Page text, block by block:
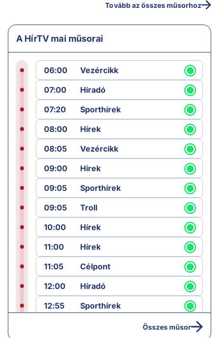
Tovább az összes műsorhoz
A HírTV mai műsorai
06:00
Vezércikk
07:00
Híradó
07:20
Sporthírek
08:00
Hírek
08:05
Vezércikk
09:00
Hírek
09:05
Sporthírek
09:05
Troll
10:00
Hírek
11:00
Hírek
11:05
Célpont
12:00
Híradó
12:55
Sporthírek
Összes műsor